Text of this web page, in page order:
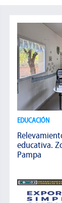
EDUCACIÓN
educativa.
Pampa